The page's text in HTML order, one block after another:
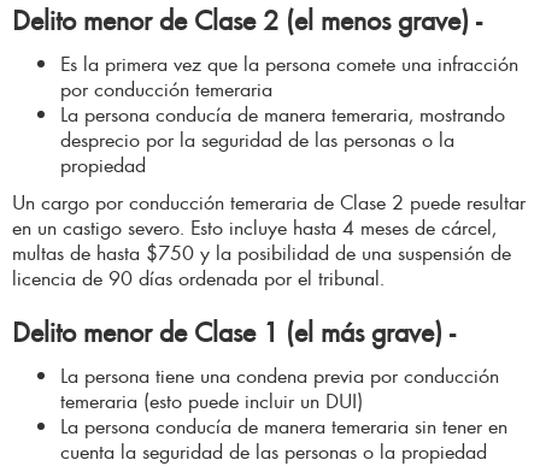
Delito menor de Clase 2 (el menos grave) -
Es la primera vez que la persona comete una infracción
por conducción temeraria
La persona conducía de manera temeraria, mostrando
desprecio por la seguridad de las personas o la
propiedad
Un cargo por conducción temeraria de Clase 2 puede resultar
en un castigo severo. Esto incluye hasta 4 meses de cárcel,
multas de hasta $750 y la posibilidad de una suspensión de
licencia de 90 días ordenada por el tribunal.
Delito menor de Clase 1 (el más grave) -
La persona tiene una condena previa por conducción
temeraria (esto puede incluir un DUI)
La persona conducía de manera temeraria sin tener en
cuenta la seguridad de las personas o la propiedad